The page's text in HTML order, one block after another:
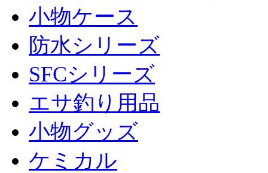
小物ケース
防水シリーズ
SFCシリーズ
エサ釣り用品
小物グッズ
ケミカル